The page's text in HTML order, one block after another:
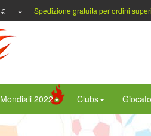
€ Spedizione gratuita per ordini
Mondiali 2022 Clubs